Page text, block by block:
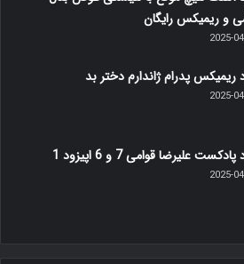
و ریمیکس رایگان
2025-
ریمیکس پدرام ژاندارم دختر بد
2025-
علیرضا قوامی 7 و 6 اپیزود 1
2025-